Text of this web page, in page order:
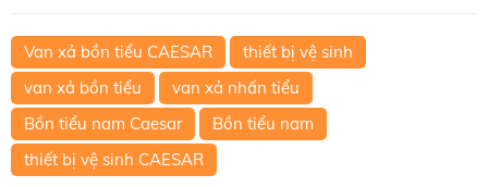
Van xả bồn tiểu CAESAR
thiết bị vệ sinh
van xả bồn tiểu
van xả nhấn tiểu
Bồn tiểu nam Caesar
Bồn tiểu nam
thiết bị vệ sinh CAESAR